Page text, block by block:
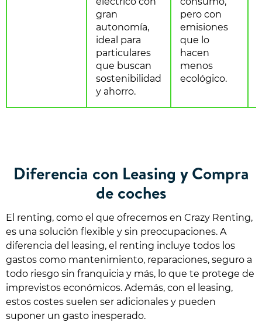
gran
autonomía,
ideal para
particulares
que buscan
sostenibilidad
y ahorro.
pero con
emisiones
que lo
hacen
menos
ecológico.
Diferencia con Leasing y Compra
de coches
El renting, como el que ofrecemos en Crazy Renting,
es una solución flexible y sin preocupaciones. A
diferencia del leasing, el renting incluye todos los
gastos como mantenimiento, reparaciones, seguro a
todo riesgo sin franquicia y más, lo que te protege de
imprevistos económicos. Además, con el leasing,
estos costes suelen ser adicionales y pueden
suponer un gasto inesperado.